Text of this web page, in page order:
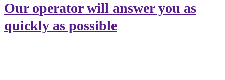
Our operator will answer you as
quickly as possible